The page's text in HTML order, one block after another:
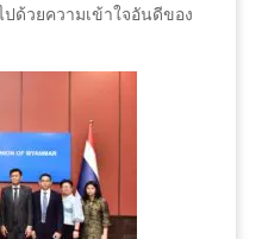
ด้วยความเข้าใจอันดีของ